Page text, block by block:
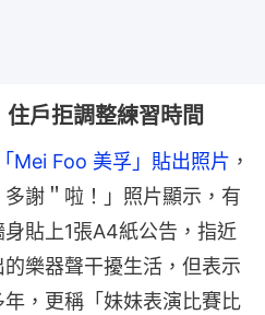
戶拒調整練習時間
Mei Foo 美孚」貼出照片 ，
謝＂啦！」照片顯示，有
貼上1張A4紙公告，指近
樂器聲干擾生活，但表示
，更稱「妹妹表演比賽比